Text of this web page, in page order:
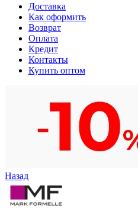
Доставка
Как оформить
Возврат
Оплата
Кредит
Контакты
Купить оптом
Назад